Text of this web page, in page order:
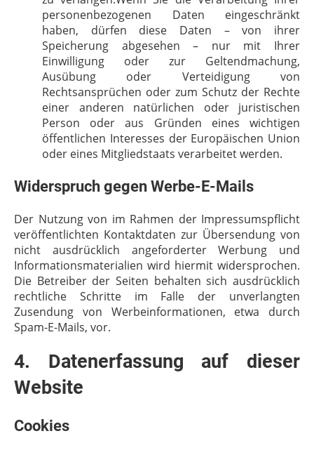
personenbezogenen Daten eingeschränkt
haben, dürfen diese Daten – von ihrer
Speicherung abgesehen – nur mit Ihrer
Einwilligung oder zur Geltendmachung,
Ausübung oder Verteidigung von
Rechtsansprüchen oder zum Schutz der Rechte
einer anderen natürlichen oder juristischen
Person oder aus Gründen eines wichtigen
öffentlichen Interesses der Europäischen Union
oder eines Mitgliedstaats verarbeitet werden.
Widerspruch gegen Werbe-E-Mails
Der Nutzung von im Rahmen der Impressumspflicht
veröffentlichten Kontaktdaten zur Übersendung von
nicht ausdrücklich angeforderter Werbung und
Informationsmaterialien wird hiermit widersprochen.
Die Betreiber der Seiten behalten sich ausdrücklich
rechtliche Schritte im Falle der unverlangten
Zusendung von Werbeinformationen, etwa durch
Spam-E-Mails, vor.
4. Datenerfassung auf dieser
Website
Cookies